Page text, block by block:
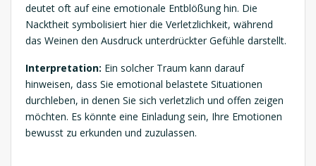
deutet oft auf eine emotionale Entblößung hin. Die
Nacktheit symbolisiert hier die Verletzlichkeit, während
das Weinen den Ausdruck unterdrückter Gefühle darstellt.
Interpretation: Ein solcher Traum kann darauf
hinweisen, dass Sie emotional belastete Situationen
durchleben, in denen Sie sich verletzlich und offen zeigen
möchten. Es könnte eine Einladung sein, Ihre Emotionen
bewusst zu erkunden und zuzulassen.